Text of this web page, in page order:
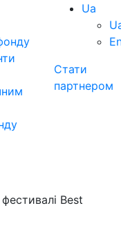
Ua
Стати
партнером
Best